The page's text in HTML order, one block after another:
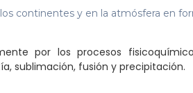
continentes y en la atmósfera en
por los procesos
sublimación, fusión y precipitación.